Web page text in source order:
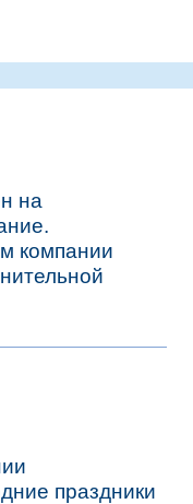
на
компании
праздники